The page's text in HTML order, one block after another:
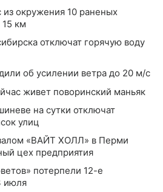
окружения 10 раненых
км
отключат горячую воду
об усилении ветра до 20 м/с
живет поворинский маньяк
на сутки отключат
улиц
«ВАЙТ ХОЛЛ» в Перми
цех предприятия
потерпели 12-е
июля